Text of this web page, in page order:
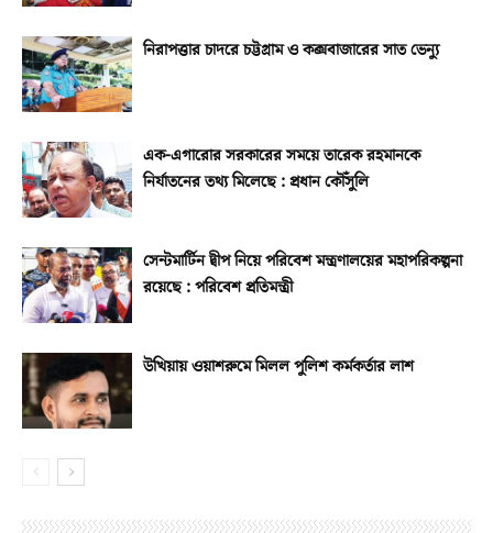
নিরাপত্তার চাদরে চট্টগ্রাম ও কক্সবাজারের সাত ভেন্যু
এক-এগারোর সরকারের সময়ে তারেক রহমানকে
নির্যাতনের তথ্য মিলেছে : প্রধান কৌঁসুলি
সেন্টমার্টিন দ্বীপ নিয়ে পরিবেশ মন্ত্রণালয়ের মহাপরিকল্পনা
রয়েছে : পরিবেশ প্রতিমন্ত্রী
উখিয়ায় ওয়াশরুমে মিলল পুলিশ কর্মকর্তার লাশ